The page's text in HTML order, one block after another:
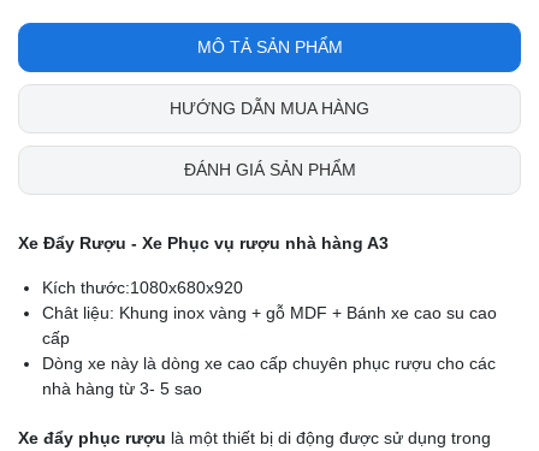
MÔ TẢ SẢN PHẨM
HƯỚNG DẪN MUA HÀNG
ĐÁNH GIÁ SẢN PHẨM
Xe Đẩy Rượu - Xe Phục vụ rượu nhà hàng A3
Kích thước:1080x680x920
Chât liệu: Khung inox vàng + gỗ MDF + Bánh xe cao su cao
cấp
Dòng xe này là dòng xe cao cấp chuyên phục rượu cho các
nhà hàng từ 3- 5 sao
Xe đẩy phục rượu là một thiết bị di động được sử dụng trong